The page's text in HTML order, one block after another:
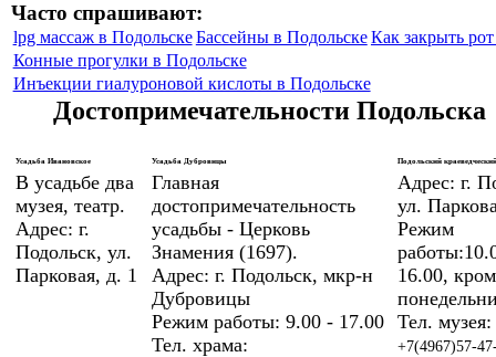
Часто спрашивают:
lpg массаж в Подольске Бассейны в ПодольскеКак закрыть
Конные прогулки в Подольске
Инъекции гиалуроновой кислоты в Подольске
Достопримечательности Подольска
Усадьба Ивановское
В усадьбе два
музея, театр.
Адрес: г.
Подольск, ул.
Парковая, д. 1
Усадьба Дубровицы
Главная
достопримечательность
усадьбы - Церковь
Знамения (1697).
Адрес: г. Подольск, мкр-н
Дубровицы
Режим работы: 9.00 - 17.00
Тел. храма:
Подольский
Адрес: г.
ул.
Режим
16.00,
Тел. музея:
+7(4967)57-